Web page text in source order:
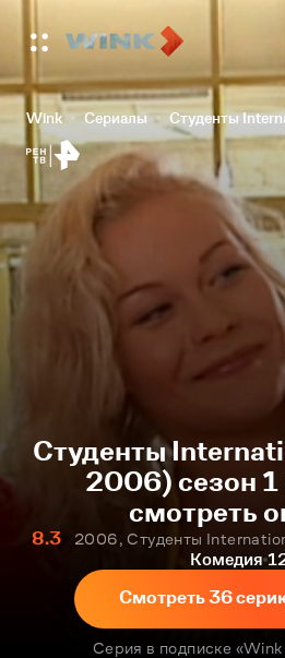
Wink Сериалы Студенты
Студенты
2006) сезон 1
смотреть
8.3
2006, Студенты
Комедия
Смотреть 36
Серия в подписке